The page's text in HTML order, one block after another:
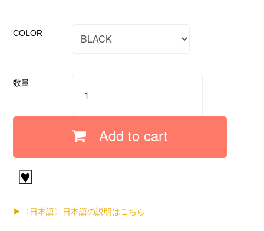
COLOR
数量
Add to cart
♥
▶〈日本語〉日本語の説明はこちら